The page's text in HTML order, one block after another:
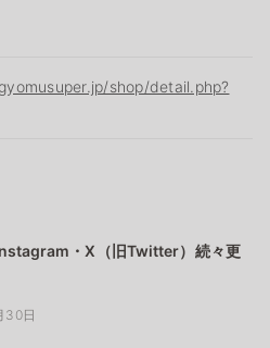
shop/detail.php?
・X（旧Twitter）続々更
30日